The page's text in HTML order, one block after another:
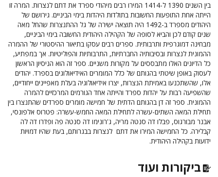
בין השנים 1390 ל-1414 המירו רבים מיהודי ספרד את דתם לנצרות. המרה זו
הייתה אחת התופעות החשובות בתולדות היהדות בימי הביניים. גירושם של
היהודים מספרד ב-1492 היה תוצאה ישירה של גל ההתנצרות שהחל מאה
שנים קודם לכן והביא לסופה של הקהילה היהודית החשובה בימי הביניים,
מבחינה דמוגרפית ותרבותית. ספרים רבים עסקו בתיאור ההיסטורי של ההמרה
ההמונית לנצרות ובסיבותיה החברתיות, התרבותיות והפוליטיות. אך במפתיע,
כל הדיונים האלו מתבססים על מקורות משניים. ספר זה הוא הניסיון הראשון
לעסוק באופן שיטתי בהגותם של כלל המומרים האידיאולוגים בספרד. יהודים
אלו, שהשתכנעו באמיתת הנצרות, יצרו אידיאולוגיה בעלת מאפיינים ייחודיים,
שהשפיעה רבות על יהדות ספרד והייתה אחד הגורמים המרכזיים להמרה
ההמונית. ספר זה דן בהגותם הדתית של חמישה מומרים ספרדים שהתנצרו בין
תחילת המאה השתים-עשרה לתחילת המאה החמש-עשרה: פטרוס אלפונסי,
אבנר מבורגוס, פבלו דה סנטה מריה, ג'רונימו דה סנטה פה ופדרו דה לה
קבלירה. כל החמישה המירו את דתם לנצרות בבגרותם, בעת שהיו דמויות
ידועות בקהילה היהודית.
ביקורות ועוד